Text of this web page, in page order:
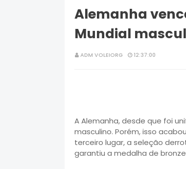
Alemanha
Mundial
ADM VOLEIORG 12:37:00
A Alemanha, desde que foi
masculino. Porém, isso
terceiro lugar, a seleção
garantiu a medalha de